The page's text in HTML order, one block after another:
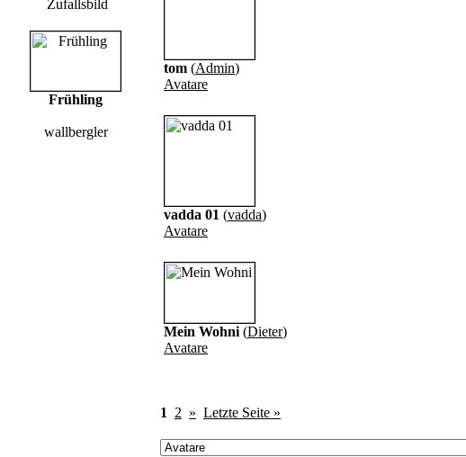
Zufallsbild
Frühling
wallbergler
tom (Admin)
Avatare
vadda 01 (vadda)
Avatare
Mein Wohni (Dieter)
Avatare
1 2 » Letzte Seite »